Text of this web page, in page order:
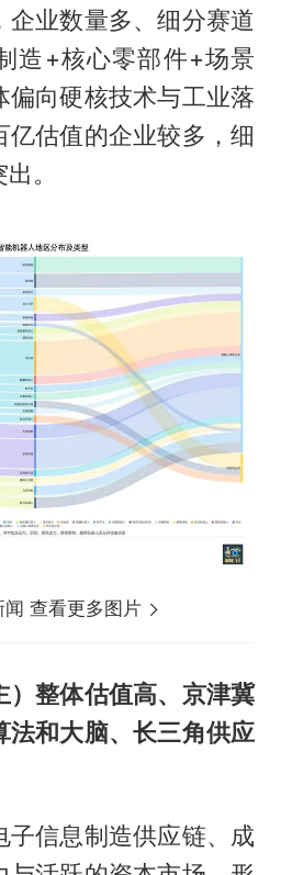
企业数量多、细分赛道
造+核心零部件+场景
偏向硬核技术与工业落
亿估值的企业较多，细
。
闻 查看更多图片
）整体估值高、京津冀
法和大脑、长三角供应
子信息制造供应链、成